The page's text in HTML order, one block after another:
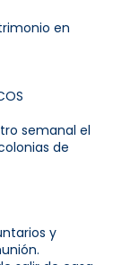
en
semanal el
de
y